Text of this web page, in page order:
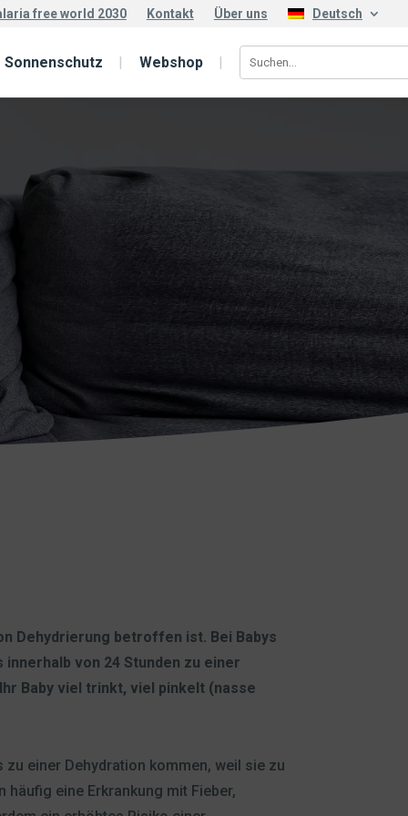
free world 2030 Kontakt Über uns Deutsch
Sonnenschutz Webshop
Dehydrierung betroffen ist. Bei Babys
von 24 Stunden zu einer
Baby viel trinkt, viel pinkelt (nasse
einer Dehydration kommen, weil sie zu
eine Erkrankung mit Fieber,